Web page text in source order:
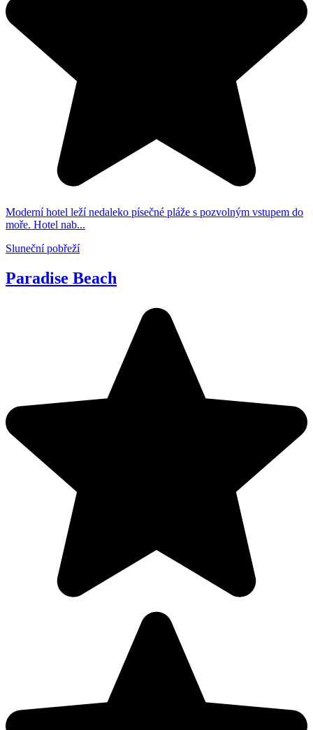
Moderní hotel leží nedaleko písečné pláže s pozvolným vstupem do
moře. Hotel nab...
Sluneční pobřeží
Paradise Beach